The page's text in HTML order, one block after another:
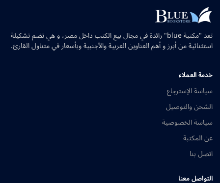
تعد "مكتبة blue" رائدة في مجال بيع الكتب داخل مصر، و هي تضم تشكيلة
استثنائية من أبرز و أهم العناوين العربية والأجنبية وبأسعار في متناول القارئ.
خدمة العملاء
سياسة الإسترجاع
الشحن والتوصيل
سياسة الخصوصية
عن المكتبة
اتصل بنا
التواصل معنا